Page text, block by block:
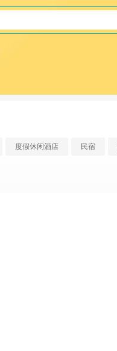
度假休闲酒店 民宿